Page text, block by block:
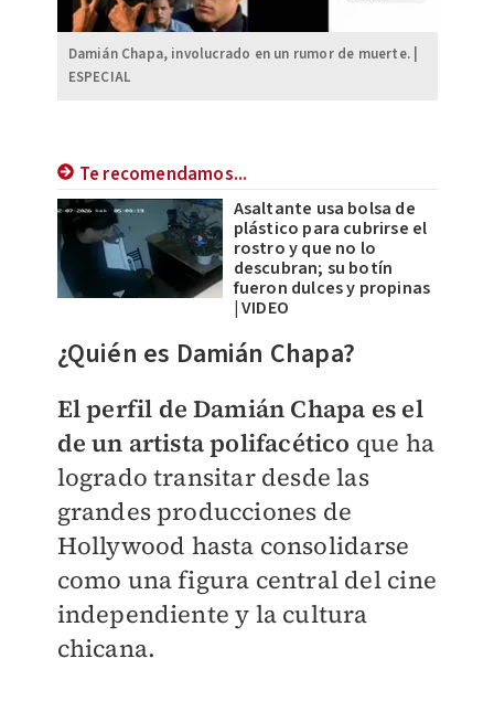
Damián Chapa, involucrado en un rumor de muerte. |
ESPECIAL
Te recomendamos...
Asaltante usa bolsa de
plástico para cubrirse el
rostro y que no lo
descubran; su botín
fueron dulces y propinas
| VIDEO
¿Quién es Damián Chapa?
El perfil de Damián Chapa es el
de un artista polifacético que ha
logrado transitar desde las
grandes producciones de
Hollywood hasta consolidarse
como una figura central del cine
independiente y la cultura
chicana.